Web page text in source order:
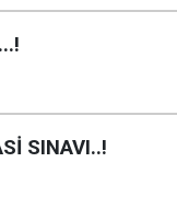
SINAVI..!